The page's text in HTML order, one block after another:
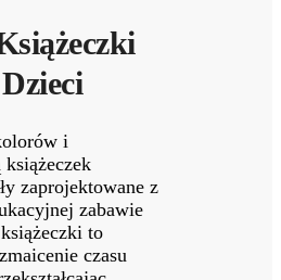
i
książeczek
zaprojektowane z
zabawie
to
czasu